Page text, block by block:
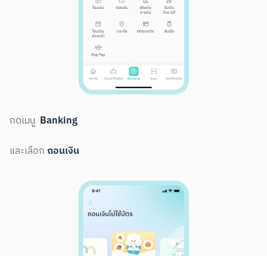
กดเมนู Banking
และเลือก ถอนเงิน